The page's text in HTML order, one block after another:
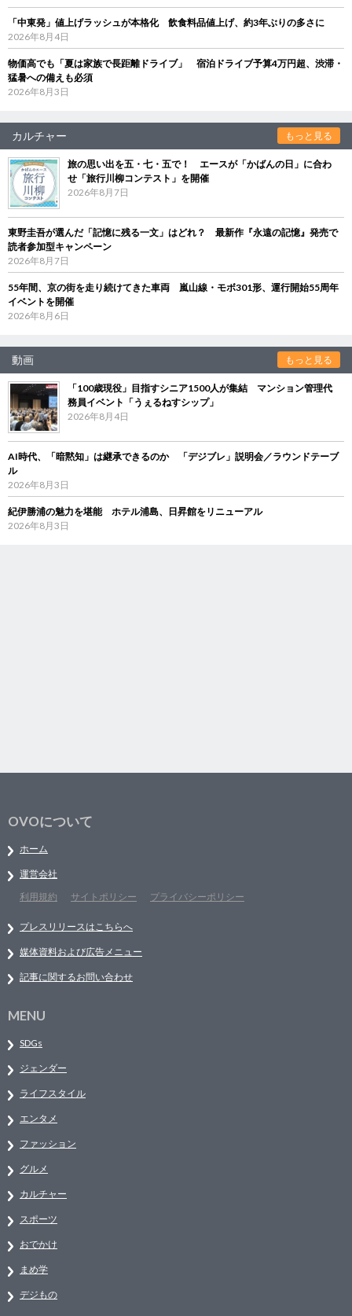
「中東発」値上げラッシュが本格化 飲食料品値上げ、約3年ぶりの多さに
2026年8月4日
物価高でも「夏は家族で長距離ドライブ」 宿泊ドライブ予算4万円超、渋滞・
猛暑への備えも必須
2026年8月3日
カルチャー もっと見る
旅の思い出を五・七・五で！ エースが「かばんの日」に合わ
せ「旅行川柳コンテスト」を開催
2026年8月7日
東野圭吾が選んだ「記憶に残る一文」はどれ？ 最新作『永遠の記憶』発売で
読者参加型キャンペーン
2026年8月7日
55年間、京の街を走り続けてきた車両 嵐山線・モボ301形、運行開始55周年
イベントを開催
2026年8月6日
動画 もっと見る
「100歳現役」目指すシニア1500人が集結 マンション管理代
務員イベント「うぇるねすシップ」
2026年8月4日
AI時代、「暗黙知」は継承できるのか 「デジブレ」説明会／ラウンドテーブ
ル
2026年8月3日
紀伊勝浦の魅力を堪能 ホテル浦島、日昇館をリニューアル
2026年8月3日
OVOについて
ホーム
運営会社
利用規約
サイトポリシー プライバシーポリシー
プレスリリースはこちらへ
媒体資料および広告メニュー
記事に関するお問い合わせ
MENU
SDGs
ジェンダー
ライフスタイル
エンタメ
ファッション
グルメ
カルチャー
スポーツ
おでかけ
まめ学
デジもの